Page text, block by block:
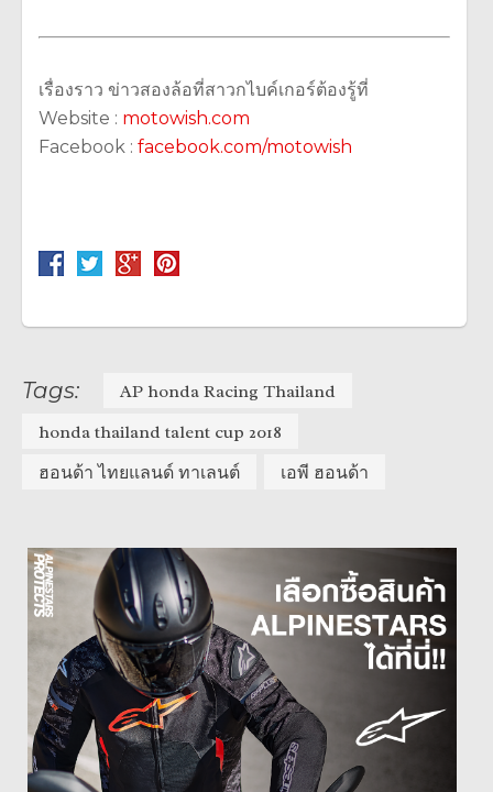
เรื่องราว ข่าวสองล้อที่สาวกไบค์เกอร์ต้องรู้ที่
Website : motowish.com
Facebook : facebook.com/motowish
Tags:
AP honda Racing Thailand
honda thailand talent cup 2018
ฮอนด้า ไทยแลนด์ ทาเลนต์
เอพี ฮอนด้า